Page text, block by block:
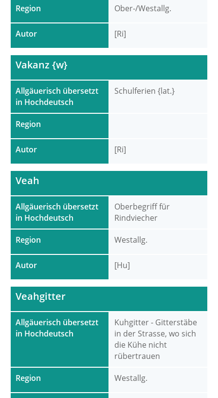
Region
Autor
Ober-/Westallg.
[Ri]
Allgäuerisch übersetzt
in Hochdeutsch
Region
Autor
Vakanz {w}
Schulferien {lat.}
[Ri]
Allgäuerisch übersetzt
in Hochdeutsch
Region
Autor
Veah
Oberbegriff für
Rindviecher
Westallg.
[Hu]
Allgäuerisch übersetzt
in Hochdeutsch
Region
Veahgitter
Kuhgitter - Gitterstäbe
in der Strasse, wo sich
die Kühe nicht
rübertrauen
Westallg.